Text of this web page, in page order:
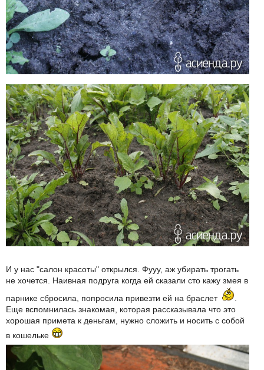
И у нас "салон красоты" открылся. Фууу, аж убирать трогать
не хочется. Наивная подруга когда ей сказали сто кажу змея в
парнике сбросила, попросила привезти ей на браслет
Еще вспомнилась знакомая, которая рассказывала что это
хорошая примета к деньгам, нужно сложить и носить с собой
в кошельке